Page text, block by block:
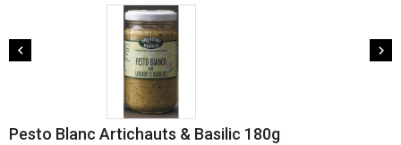
 
Pesto Blanc Artichauts & Basilic 180g